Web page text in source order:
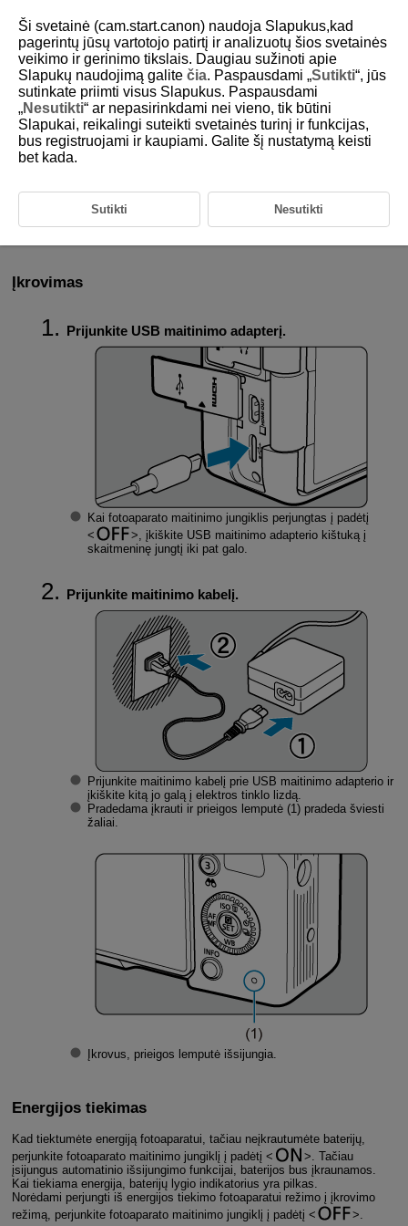
D375-222
USB maitinimo adapterio
naudojimas įkrauti / fotoaparatui
maitinti
Naudodamiesi USB maitinimo adapteriu
galite įkrauti baterijų paketą
neišėmę jo iš fotoaparato. Taip pat
galima tiekti energiją fotoaparatui.
Įkrovimas
Prijunkite USB maitinimo adapterį.
Kai fotoaparato maitinimo jungiklis perjungtas į padėtį
, įkiškite USB maitinimo adapterio kištuką į
skaitmeninę jungtį iki pat galo.
Prijunkite maitinimo kabelį.
Prijunkite maitinimo kabelį prie USB maitinimo adapterio ir
įkiškite kitą jo galą į elektros tinklo lizdą.
Pradedama įkrauti ir prieigos lemputė (1) pradeda šviesti
žaliai.
Įkrovus, prieigos lemputė išsijungia.
Energijos tiekimas
Kad tiektumėte energiją fotoaparatui, tačiau neįkrautumėte baterijų,
perjunkite fotoaparato maitinimo jungiklį į padėtį
. Tačiau
įsijungus automatinio išsijungimo funkcijai, baterijos bus įkraunamos.
Kai tiekiama energija, baterijų lygio indikatorius yra pilkas.
Norėdami perjungti iš energijos tiekimo fotoaparatui režimo į įkrovimo
režimą, perjunkite fotoaparato maitinimo jungiklį į padėtį
.
Ši svetainė (cam.start.canon) naudoja Slapukus,kad
pagerintų jūsų vartotojo patirtį ir analizuotų šios svetainės
veikimo ir gerinimo tikslais. Daugiau sužinoti apie
Slapukų naudojimą galite čia. Paspausdami „Sutikti“, jūs
sutinkate priimti visus Slapukus. Paspausdami
„Nesutikti“ ar nepasirinkdami nei vieno, tik būtini
Slapukai, reikalingi suteikti svetainės turinį ir funkcijas,
bus registruojami ir kaupiami. Galite šį nustatymą keisti
bet kada.
Sutikti Nesutikti